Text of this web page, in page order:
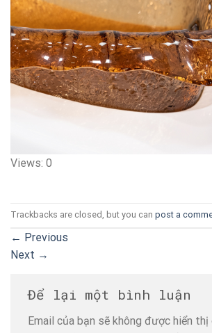
Views: 0
Trackbacks are closed, but you can post a
← Previous
Next →
Để lại một bình luận
Email của bạn sẽ không được hiển thị